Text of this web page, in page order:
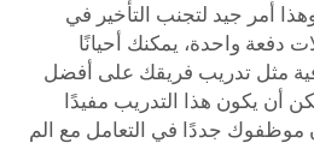
أمر جيد لتجنب التأخير في
دفعة واحدة، يمكنك أحيانًا
مثل تدريب فريقك على أفضل
أن يكون هذا التدريب مفيدًا
جددًا في التعامل مع الم